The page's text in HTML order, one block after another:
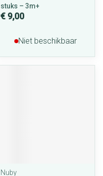
stuks – 3m+
€ 9,00
Niet beschikbaar
Nuby